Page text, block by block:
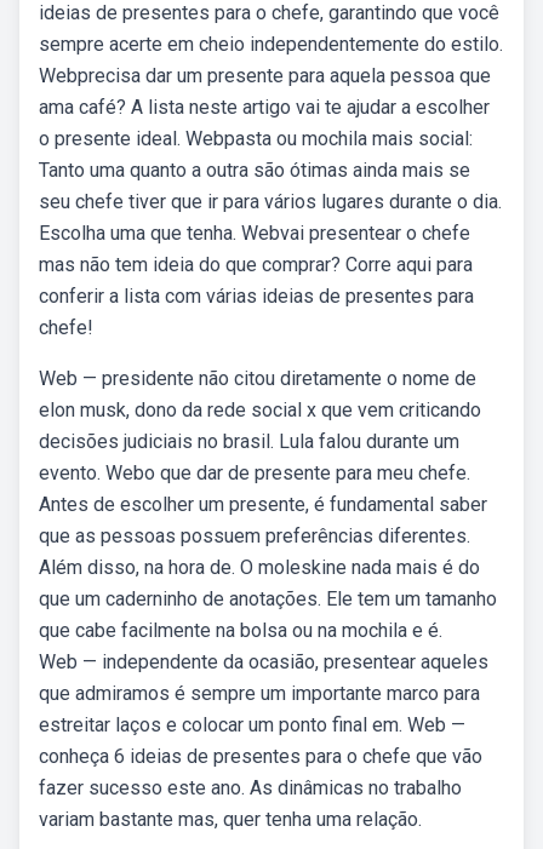
ideias de presentes para o chefe, garantindo que você
sempre acerte em cheio independentemente do estilo.
Webprecisa dar um presente para aquela pessoa que
ama café? A lista neste artigo vai te ajudar a escolher
o presente ideal. Webpasta ou mochila mais social:
Tanto uma quanto a outra são ótimas ainda mais se
seu chefe tiver que ir para vários lugares durante o dia.
Escolha uma que tenha. Webvai presentear o chefe
mas não tem ideia do que comprar? Corre aqui para
conferir a lista com várias ideias de presentes para
chefe!
Web — presidente não citou diretamente o nome de
elon musk, dono da rede social x que vem criticando
decisões judiciais no brasil. Lula falou durante um
evento. Webo que dar de presente para meu chefe.
Antes de escolher um presente, é fundamental saber
que as pessoas possuem preferências diferentes.
Além disso, na hora de. O moleskine nada mais é do
que um caderninho de anotações. Ele tem um tamanho
que cabe facilmente na bolsa ou na mochila e é.
Web — independente da ocasião, presentear aqueles
que admiramos é sempre um importante marco para
estreitar laços e colocar um ponto final em. Web —
conheça 6 ideias de presentes para o chefe que vão
fazer sucesso este ano. As dinâmicas no trabalho
variam bastante mas, quer tenha uma relação.